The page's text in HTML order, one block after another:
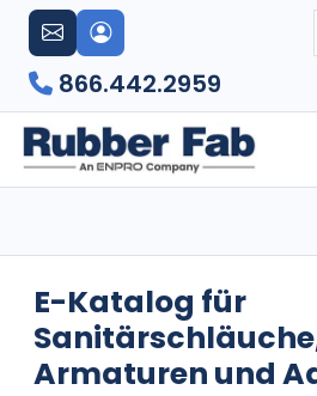
866.442.2959
E-Katalog für
Armaturen und